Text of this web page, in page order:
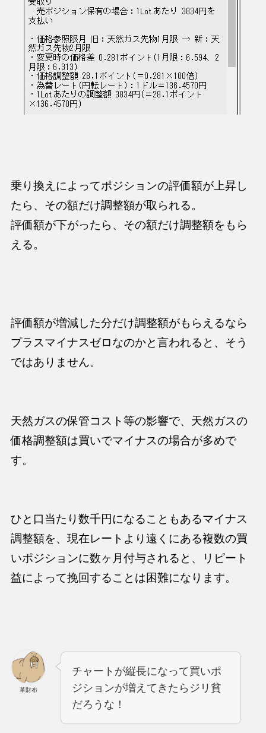
乗り換えによってポジションの評価額が上昇し
たら、その額だけ調整額が取られる。
評価額が下がったら、その額だけ調整額をもら
える。
評価額が増減した分だけ調整額がもらえるなら
プラスマイナスゼロなのかと言われると、そう
ではありません。
天然ガスの保管コスト等の影響で、天然ガスの
価格調整額は買いでマイナスの場合が多めで
す。
ひと口当たり数千円になることもあるマイナス
調整額を、 現在レートより遠くにある複数の買
いポジションに数ヶ月付与されると、リピート
益によって挽回することは困難になります。
革財布
チャートが縦長になって買いポ
ジションが増えてきたらジリ貧
だろうな！